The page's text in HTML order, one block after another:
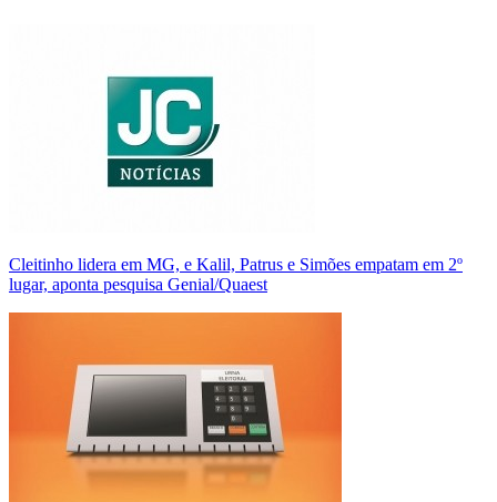
Cleitinho lidera em MG, e Kalil, Patrus e Simões empatam em 2º
lugar, aponta pesquisa Genial/Quaest